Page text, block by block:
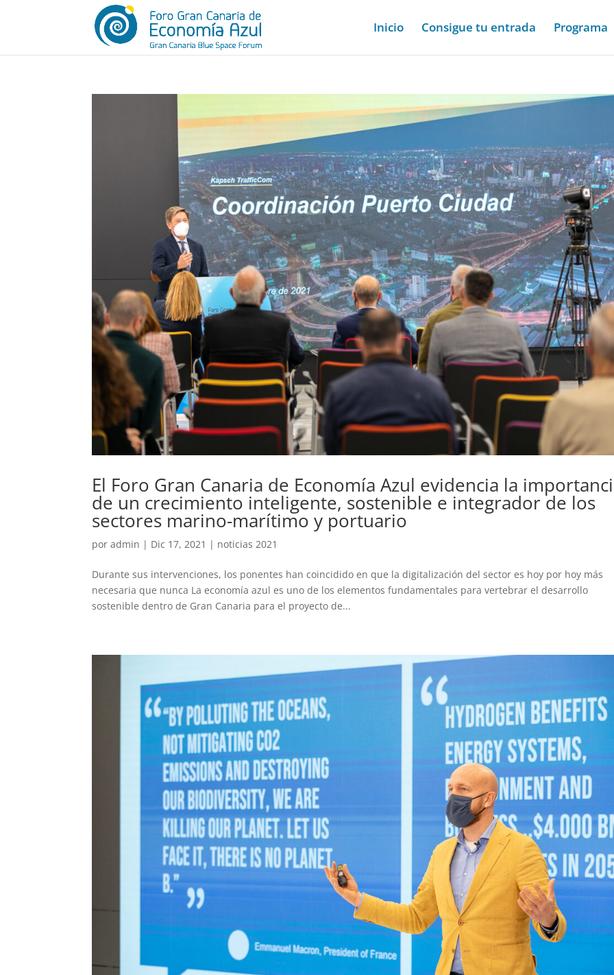
Inicio Consigue tu entrada Programa
El Foro Gran Canaria de Economía Azul evidencia la
de un crecimiento inteligente, sostenible e integrador de los
sectores marino-marítimo y portuario
poradmin | Dic 17, 2021 | noticias 2021
Durante sus intervenciones, los ponentes han coincidido en que la digitalización del sector es hoy por hoy más
necesaria que nunca La economía azul es uno de los elementos fundamentales para vertebrar el desarrollo
sostenible dentro de Gran Canaria para el proyecto de...